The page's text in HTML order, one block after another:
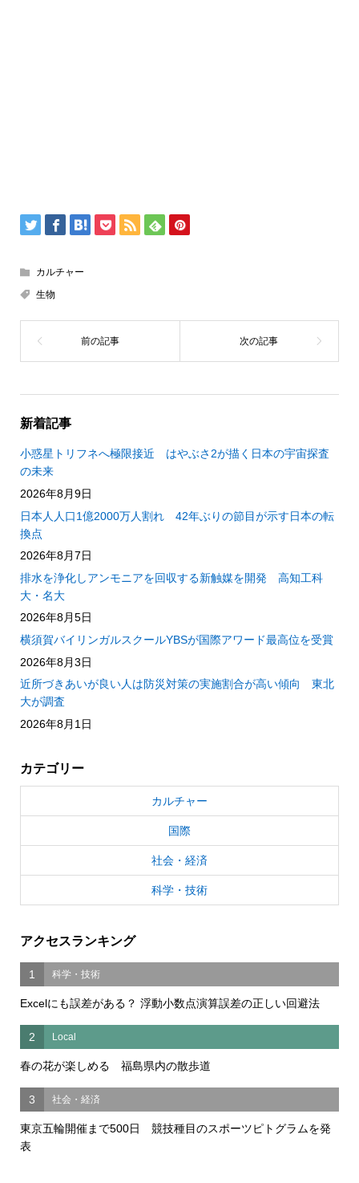
カルチャー
生物
新着記事
小惑星トリフネへ極限接近 はやぶさ2が描く日本の宇宙探査
の未来
2026年8月9日
日本人人口1億2000万人割れ 42年ぶりの節目が示す日本の転
換点
2026年8月7日
排水を浄化しアンモニアを回収する新触媒を開発 高知工科
大・名大
2026年8月5日
横須賀バイリンガルスクールYBSが国際アワード最高位を受賞
2026年8月3日
近所づきあいが良い人は防災対策の実施割合が高い傾向 東北
大が調査
2026年8月1日
カテゴリー
カルチャー
国際
社会・経済
科学・技術
アクセスランキング
1 科学・技術
Excelにも誤差がある？ 浮動小数点演算誤差の正しい回避法
2 Local
春の花が楽しめる 福島県内の散歩道
3 社会・経済
東京五輪開催まで500日 競技種目のスポーツピトグラムを発
表